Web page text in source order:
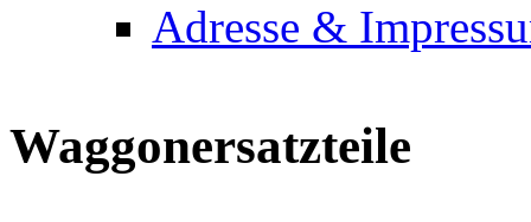
Adresse &
Waggonersatzteile